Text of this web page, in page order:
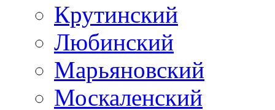
Крутинский
Любинский
Марьяновский
Москаленский